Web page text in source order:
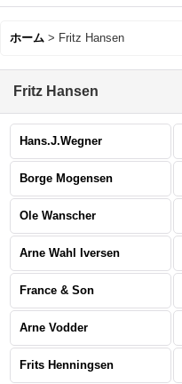
ホーム > Fritz Hansen
Fritz Hansen
Hans.J.Wegner
Borge Mogensen
Ole Wanscher
Arne Wahl Iversen
France & Son
Arne Vodder
Frits Henningsen